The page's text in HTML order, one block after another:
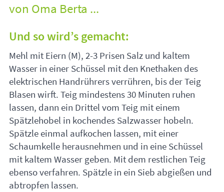
von Oma Berta ...
Und so wird’s gemacht:
Mehl mit Eiern (M), 2-3 Prisen Salz und kaltem
Wasser in einer Schüssel mit den Knethaken des
elektrischen Handrührers verrühren, bis der Teig
Blasen wirft. Teig mindestens 30 Minuten ruhen
lassen, dann ein Drittel vom Teig mit einem
Spätzlehobel in kochendes Salzwasser hobeln.
Spätzle einmal aufkochen lassen, mit einer
Schaumkelle herausnehmen und in eine Schüssel
mit kaltem Wasser geben. Mit dem restlichen Teig
ebenso verfahren. Spätzle in ein Sieb abgießen und
abtropfen lassen.